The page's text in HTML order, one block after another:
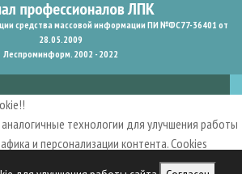
средства массовой информации ПИ №ФС77-36401 от
28.05.2009
Леспроминформ. 2002 - 2022
технологии для улучшения работы
и персонализации контента. Cookies